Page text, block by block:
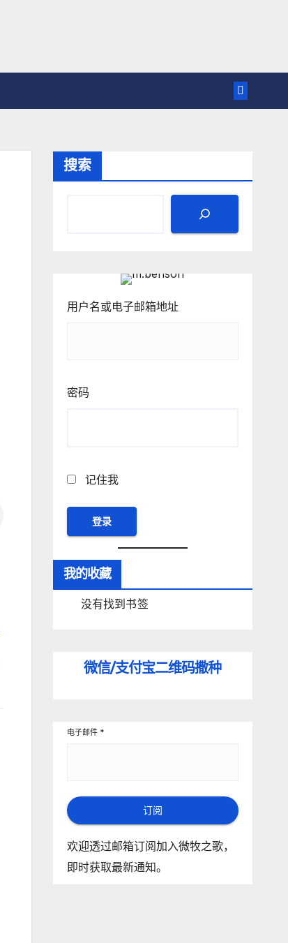
搜索
用户名或电子邮箱地址
密码
记住我
我的收藏
没有找到书签
微信/支付宝二维码撒种
电子邮件 *
订阅
欢迎透过邮箱订阅加入微牧之歌，
即时获取最新通知。